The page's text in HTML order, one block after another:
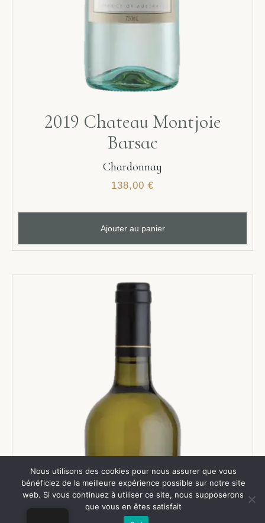
2019 Chateau Montjoie
Barsac
Chardonnay
138,00 €
Ajouter au panier
Nous utilisons des cookies pour nous assurer que vous
bénéficiez de la meilleure expérience possible sur notre site
web. Si vous continuez à utiliser ce site, nous supposerons
que vous en êtes satisfait